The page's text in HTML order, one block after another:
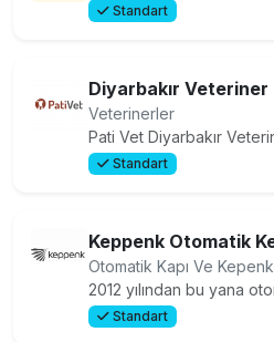
Standart
Diyarbakır Veteriner
Veterinerler
Standart
Otomatik Kapı Ve Kepenk
Standart